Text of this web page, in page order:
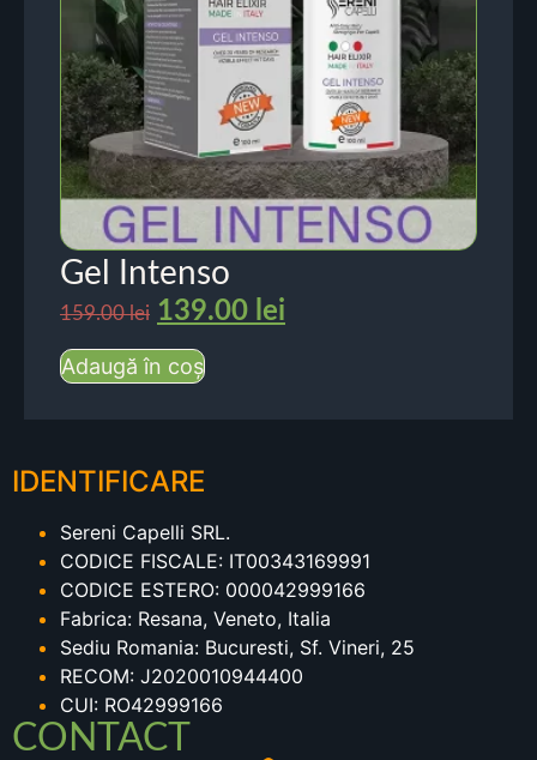
Gel Intenso
159.00lei 139.00 lei
Adaugă în coș
IDENTIFICARE
Sereni Capelli SRL.
CODICE FISCALE: IT00343169991
CODICE ESTERO: 000042999166
Fabrica: Resana, Veneto, Italia
Sediu Romania: Bucuresti, Sf. Vineri, 25
RECOM: J2020010944400
CUI: RO42999166
CONTACT